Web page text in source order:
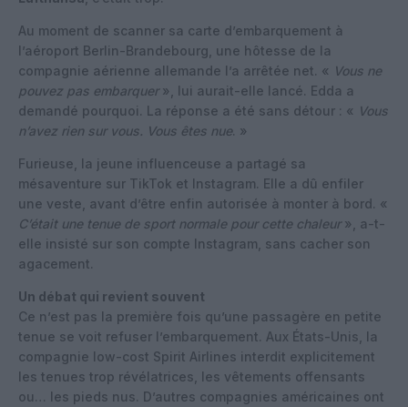
Au moment de scanner sa carte d’embarquement à
l’aéroport Berlin-Brandebourg, une hôtesse de la
compagnie aérienne allemande l’a arrêtée net. « Vous ne
pouvez pas embarquer», lui aurait-elle lancé. Edda a
demandé pourquoi. La réponse a été sans détour : « Vous
n’avez rien sur vous. Vous êtes nue. »
Furieuse, la jeune influenceuse a partagé sa
mésaventure sur TikTok et Instagram. Elle a dû enfiler
une veste, avant d’être enfin autorisée à monter à bord. «
C’était une tenue de sport normale pour cette chaleur», a-t-
elle insisté sur son compte Instagram, sans cacher son
agacement.
Un débat qui revient souvent
Ce n’est pas la première fois qu’une passagère en petite
tenue se voit refuser l’embarquement. Aux États-Unis, la
compagnie low-cost Spirit Airlines interdit explicitement
les tenues trop révélatrices, les vêtements offensants
ou… les pieds nus. D’autres compagnies américaines ont